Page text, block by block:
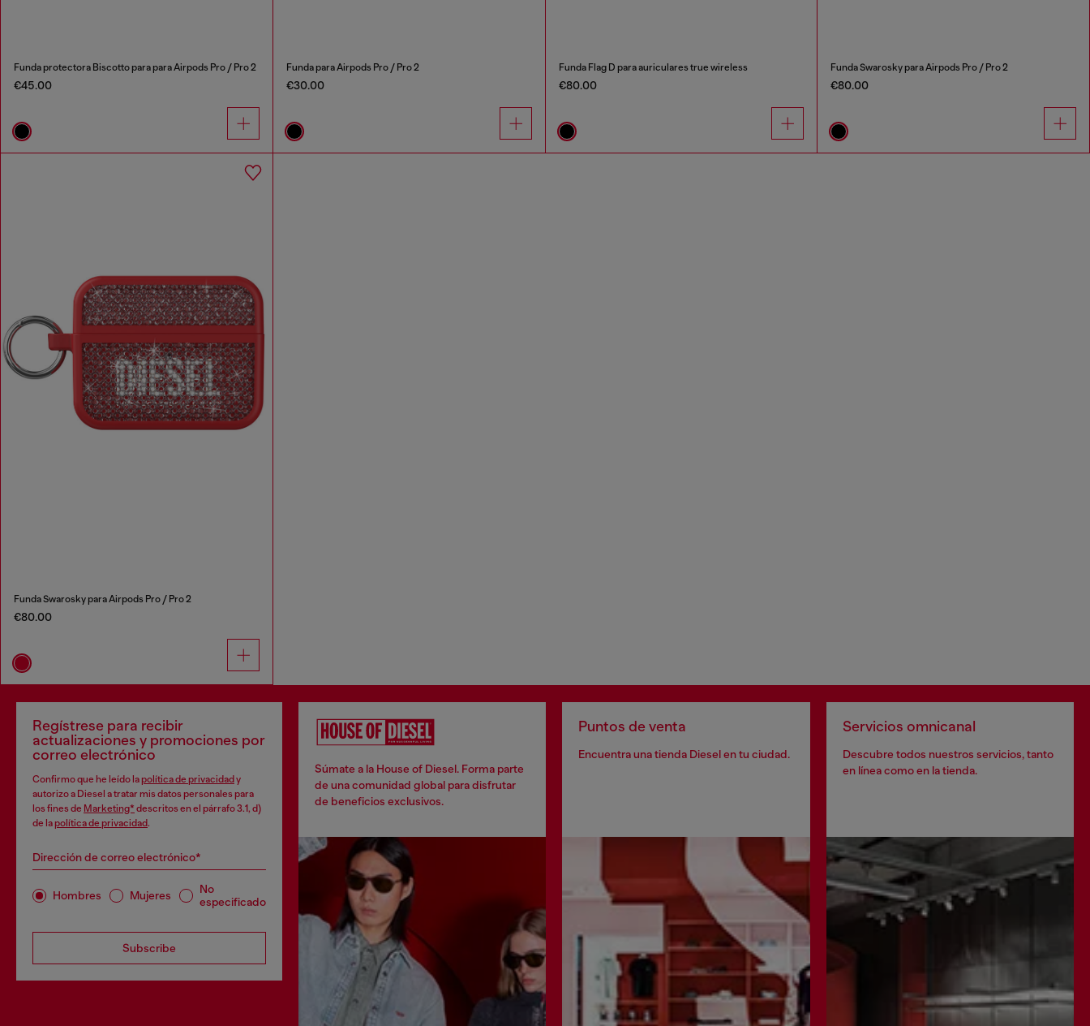
Funda protectora Biscotto para para Airpods Pro / Pro 2
€45.00
Funda para Airpods Pro / Pro 2
€30.00
Funda Flag D para auriculares true wireless
€80.00
Funda Swarosky para Airpods Pro / Pro 2
€80.00
Funda Swarosky para Airpods Pro / Pro 2
€80.00
Regístrese para recibir
actualizaciones y promociones por
correo electrónico
Confirmo que he leído lapolítica de privacidad y
autorizo a Diesel a tratar mis datos personales para
los fines de Marketing* descritos en el párrafo 3.1, d)
de lapolítica de privacidad.
Dirección de correo electrónico*
Hombres Mujeres
No
especificado
Subscribe
Súmate a la House of Diesel. Forma parte
de una comunidad global para disfrutar
de beneficios exclusivos.
Puntos de venta
Encuentra una tienda Diesel en tu ciudad.
Servicios omnicanal
Descubre todos nuestros servicios, tanto
en línea como en la tienda.